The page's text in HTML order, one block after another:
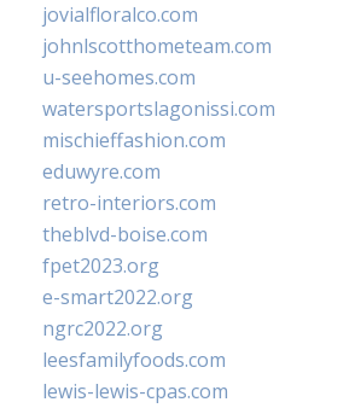
jovialfloralco.com
johnlscotthometeam.com
u-seehomes.com
watersportslagonissi.com
mischieffashion.com
eduwyre.com
retro-interiors.com
theblvd-boise.com
fpet2023.org
e-smart2022.org
ngrc2022.org
leesfamilyfoods.com
lewis-lewis-cpas.com